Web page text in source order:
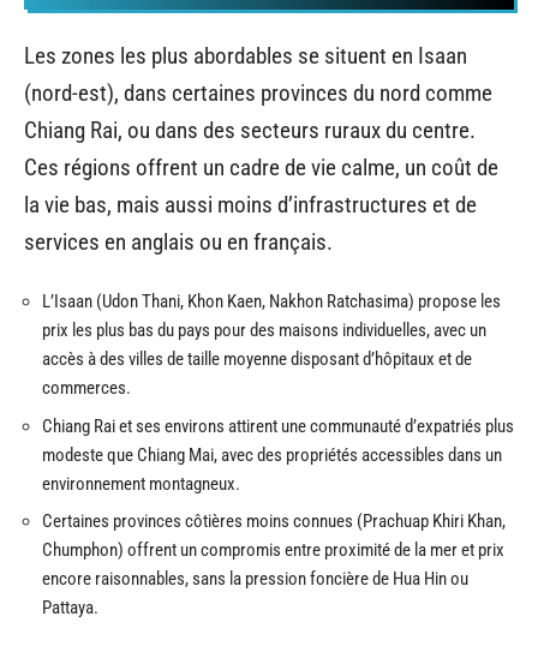
Les zones les plus abordables se situent en Isaan
(nord-est), dans certaines provinces du nord comme
Chiang Rai, ou dans des secteurs ruraux du centre.
Ces régions offrent un cadre de vie calme, un coût de
la vie bas, mais aussi moins d’infrastructures et de
services en anglais ou en français.
L’Isaan (Udon Thani, Khon Kaen, Nakhon Ratchasima) propose les
prix les plus bas du pays pour des maisons individuelles, avec un
accès à des villes de taille moyenne disposant d’hôpitaux et de
commerces.
Chiang Rai et ses environs attirent une communauté d’expatriés plus
modeste que Chiang Mai, avec des propriétés accessibles dans un
environnement montagneux.
Certaines provinces côtières moins connues (Prachuap Khiri Khan,
Chumphon) offrent un compromis entre proximité de la mer et prix
encore raisonnables, sans la pression foncière de Hua Hin ou
Pattaya.